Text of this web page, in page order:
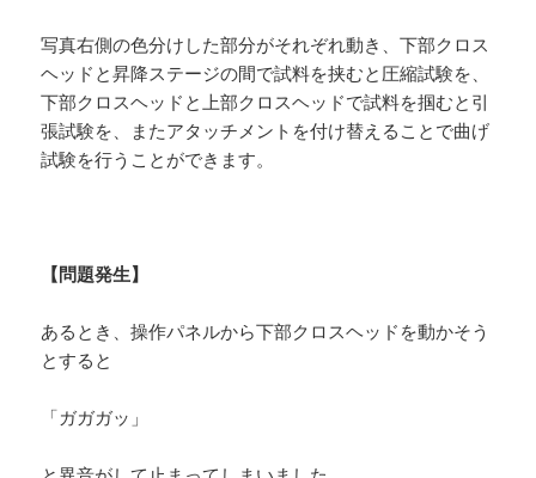
写真右側の色分けした部分がそれぞれ動き、下部クロス
ヘッドと昇降ステージの間で試料を挟むと圧縮試験を、
下部クロスヘッドと上部クロスヘッドで試料を掴むと引
張試験を、またアタッチメントを付け替えることで曲げ
試験を行うことができます。
【問題発生】
あるとき、操作パネルから下部クロスヘッドを動かそう
とすると
「ガガガッ」